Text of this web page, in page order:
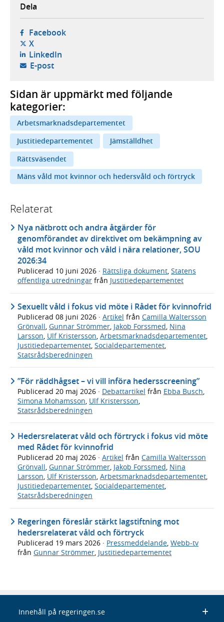
Dela
Facebook- öppnas i ny flik, extern webbplats,
X- öppnas i ny flik, extern webbplats,
LinkedIn- öppnas i ny flik, extern webbplats,
E-post- öppnar din e-postklient,
Sidan är uppmärkt med följande
kategorier:
Arbetsmarknadsdepartementet
Justitiedepartementet
Jämställdhet
Rättsväsendet
Mäns våld mot kvinnor och hedersvåld och förtryck
Relaterat
Nya nätbrott och andra åtgärder för
genomförandet av direktivet om bekämpning av
våld mot kvinnor och våld i nära relationer, SOU
2026:34
Publicerad 10 juni 2026 · Rättsliga dokument, Statens
offentliga utredningar från Justitiedepartementet
Sexuellt våld i fokus vid möte i Rådet för kvinnofrid
Publicerad 08 juni 2026 · Artikel från Camilla Waltersson
Grönvall, Gunnar Strömmer, Jakob Forssmed, Nina
Larsson, Ulf Kristersson, Arbetsmarknadsdepartementet,
Justitiedepartementet, Socialdepartementet,
Statsrådsberedningen
”För räddhågset – vi vill införa hedersscreening”
Publicerad 20 maj 2026 · Debattartikel från Ebba Busch
Simona Mohamsson Ulf Kristersson
Statsrådsberedningen
Hedersrelaterat våld och förtryck i fokus vid möte
med Rådet för kvinnofrid
Publicerad 20 maj 2026 · Artikel från Camilla Waltersson
Grönvall, Gunnar Strömmer, Jakob Forssmed, Nina
Larsson, Ulf Kristersson, Arbetsmarknadsdepartementet,
Justitiedepartementet, Socialdepartementet,
Statsrådsberedningen
Regeringen föreslår stärkt lagstiftning mot
hedersrelaterat våld och förtryck
Publicerad 19 mars 2026 · Pressmeddelande, Webb-tv
från Gunnar Strömmer, Justitiedepartementet
Innehåll på regeringen.se